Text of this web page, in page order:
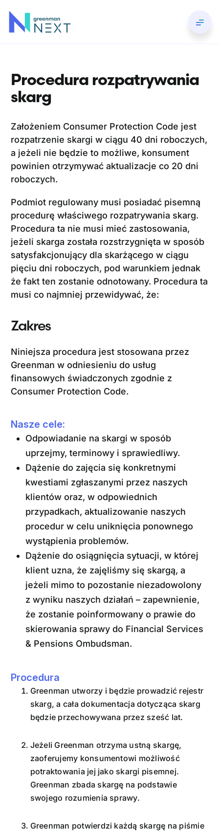
content
Inwestowanie
Portfel
Aktualności
Kontakt
Portal
Linkedin
youtube
Procedura rozpatrywania
skarg
Założeniem Consumer Protection Code jest
rozpatrzenie skargi w ciągu 40 dni roboczych,
a jeżeli nie będzie to możliwe, konsument
powinien otrzymywać aktualizacje co 20 dni
roboczych.
Podmiot regulowany musi posiadać pisemną
procedurę właściwego rozpatrywania skarg.
Procedura ta nie musi mieć zastosowania,
jeżeli skarga została rozstrzygnięta w sposób
satysfakcjonujący dla skarżącego w ciągu
pięciu dni roboczych, pod warunkiem jednak
że fakt ten zostanie odnotowany. Procedura ta
musi co najmniej przewidywać, że:
Zakres
Niniejsza procedura jest stosowana przez
Greenman w odniesieniu do usług
finansowych świadczonych zgodnie z
Consumer Protection Code.
Nasze cele:
Odpowiadanie na skargi w sposób
uprzejmy, terminowy i sprawiedliwy.
Dążenie do zajęcia się konkretnymi
kwestiami zgłaszanymi przez naszych
klientów oraz, w odpowiednich
przypadkach, aktualizowanie naszych
procedur w celu uniknięcia ponownego
wystąpienia problemów.
Dążenie do osiągnięcia sytuacji, w której
klient uzna, że zajęliśmy się skargą, a
jeżeli mimo to pozostanie niezadowolony
z wyniku naszych działań – zapewnienie,
że zostanie poinformowany o prawie do
skierowania sprawy do Financial Services
& Pensions Ombudsman.
Procedura
Greenman utworzy i będzie prowadzić rejestr
skarg, a cała dokumentacja dotycząca skarg
będzie przechowywana przez sześć lat.
Jeżeli Greenman otrzyma ustną skargę,
zaoferujemy konsumentowi możliwość
potraktowania jej jako skargi pisemnej.
Greenman zbada skargę na podstawie
swojego rozumienia sprawy.
Greenman potwierdzi każdą skargę na piśmie